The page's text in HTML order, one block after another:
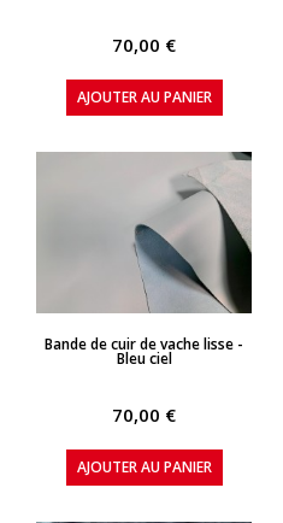
70,00 €
AJOUTER AU PANIER
APERÇU RAPIDE
Bande de cuir de vache lisse -
Bleu ciel
70,00 €
AJOUTER AU PANIER